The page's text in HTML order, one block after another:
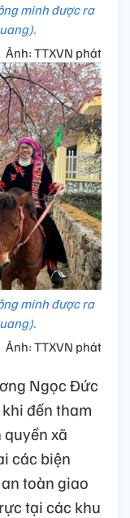
minh được ra
Ảnh: TTXVN phát
minh được ra
Ảnh: TTXVN phát
Ngọc Đức
đến tham
xã
các biện
toàn giao
tại các khu